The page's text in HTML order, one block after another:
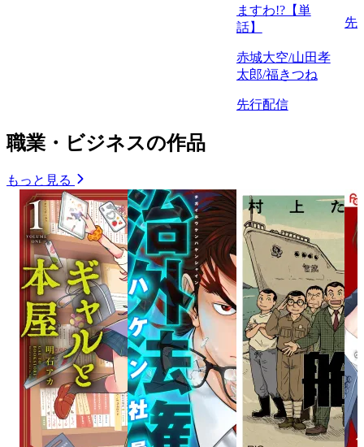
ますわ!?【単
話】
赤城大空/山田孝
太郎/福きつね
先行配信
先
職業・ビジネスの作品
もっと見る